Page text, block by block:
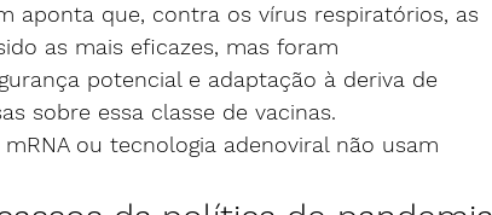
aponta que, contra os vírus respiratórios, as
as mais eficazes, mas foram
potencial e adaptação à deriva de
sobre essa classe de vacinas.
ou tecnologia adenoviral não usam